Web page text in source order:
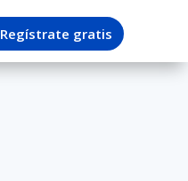
Regístrate gratis